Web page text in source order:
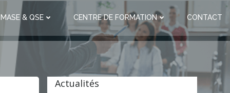
& QSE CENTRE DE FORMATION CONTACT
Actualités